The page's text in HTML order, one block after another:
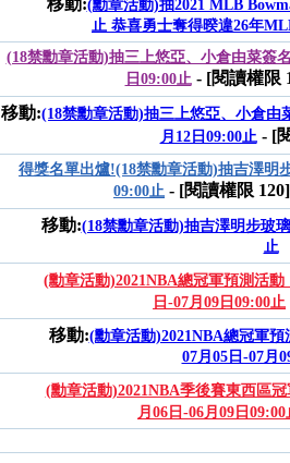
(勳章活動)抽2021 MLB
止 恭喜勇士奪得暌違26年
(18禁勳章活動)抽三上悠亞、小倉由菜簽
日09:00止 - [閱讀權限
移動:(18禁勳章活動)抽三上悠亞、小倉由
月12日09:00止 - [
得獎名單出爐!(18禁勳章活動)抽吉澤明
09:00止 - [閱讀權限 120]
移動:(18禁勳章活動)抽吉澤明步玻
止
(勳章活動)2021NBA總冠軍預測活
日-07月09日09:00止
移動:(勳章活動)2021NBA總冠軍
07月05日-07月
(勳章活動)2021NBA季後賽東西區
月06日-06月09日09:00